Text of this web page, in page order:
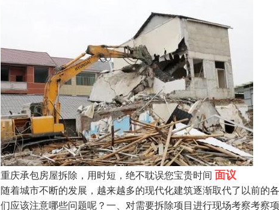
重庆承包房屋拆除，用时短，绝不耽误您宝贵时间 面议
随着城市不断的发展，越来越多的现代化建筑逐渐取代了以前的
们应该注意哪些问题呢？一、对需要拆除项目进行现场考察考察